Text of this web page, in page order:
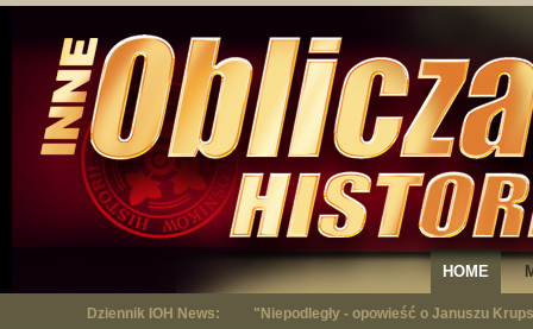
HOME
Dziennik IOH News: "Niepodległy - opowieść o Januszu